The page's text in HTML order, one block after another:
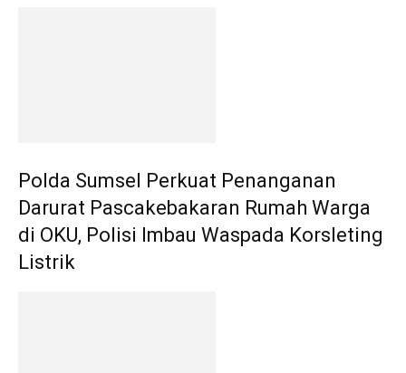
Polda Sumsel Perkuat Penanganan
Darurat Pascakebakaran Rumah Warga
di OKU, Polisi Imbau Waspada Korsleting
Listrik